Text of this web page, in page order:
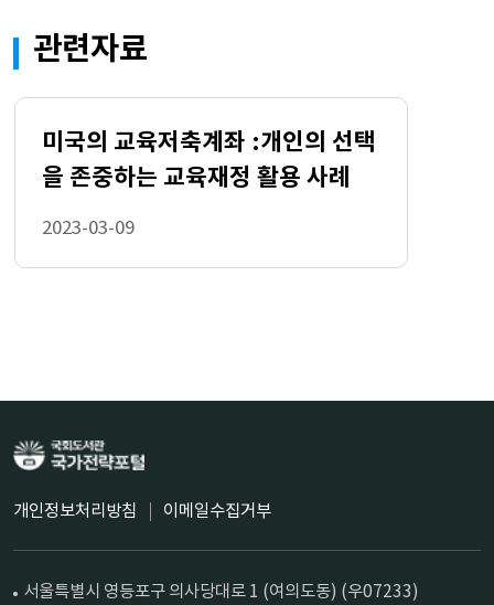
10
그림 12. 초등학생 수와 교원 1인당 학생 수
추이 15
관련자료
미국의 교육저축계좌 :개인의 선택
을 존중하는 교육재정 활용 사례
2023-03-09
개인정보처리방침 이메일수집거부
서울특별시 영등포구 의사당대로 1 (여의도동) (우07233)